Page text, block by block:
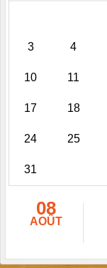
3 4
10 11
17 18
24 25
31
08
AOÛT